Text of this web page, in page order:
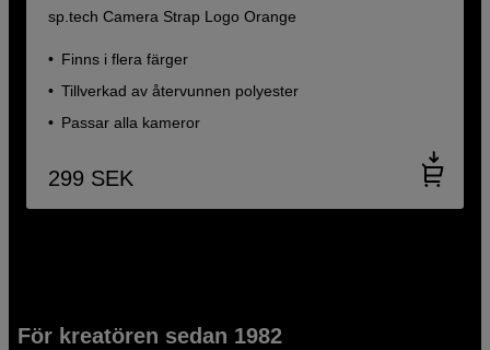
sp.tech Camera Strap Logo Orange
Finns i flera färger
Tillverkad av återvunnen polyester
Passar alla kameror
299 SEK
För kreatören sedan 1982